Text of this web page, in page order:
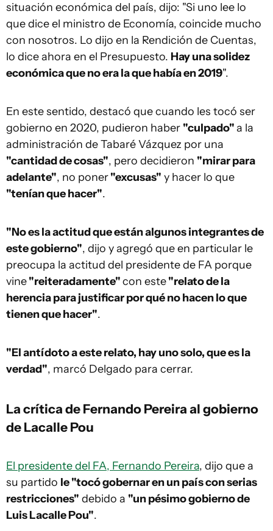
situación económica del país, dijo: "Si uno lee lo
que dice el ministro de Economía, coincide mucho
con nosotros. Lo dijo en la Rendición de Cuentas,
lo dice ahora en el Presupuesto. Hay una solidez
económica que no era la que había en 2019".
En este sentido, destacó que cuando les tocó ser
gobierno en 2020, pudieron haber "culpado"a la
administración de Tabaré Vázquez por una
"cantidad de cosas", pero decidieron "mirar para
adelante", no poner"excusas" y hacer lo que
"tenían que hacer".
"No es la actitud que están algunos integrantes de
este gobierno", dijo y agregó que en particular le
preocupa la actitud del presidente de FA porque
vine"reiteradamente"con este"relato de la
herencia para justificar por qué no hacen lo que
tienen que hacer".
"El antídoto a este relato, hay uno solo, que es la
verdad", marcó Delgado para cerrar.
La crítica de Fernando Pereira al gobierno
de Lacalle Pou
El presidente del FA, Fernando Pereira, dijo que a
su partido le "tocó gobernar en un país con serias
restricciones" debido a "un pésimo gobierno de
Luis Lacalle Pou".